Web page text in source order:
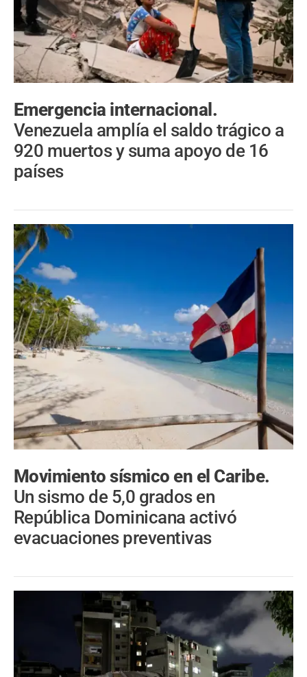
Emergencia internacional.
Venezuela amplía el saldo trágico a
920 muertos y suma apoyo de 16
países
Movimiento sísmico en el Caribe.
Un sismo de 5,0 grados en
República Dominicana activó
evacuaciones preventivas